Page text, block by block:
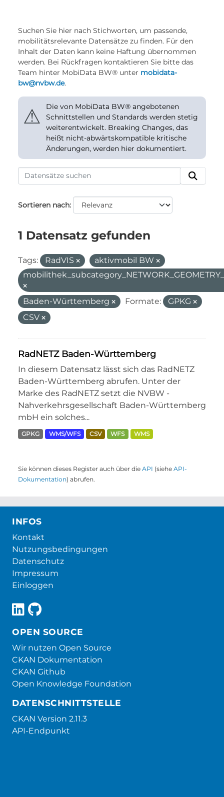
Suchen Sie hier nach Stichworten, um passende,
mobilitätsrelevante Datensätze zu finden. Für den
Inhalt der Daten kann keine Haftung übernommen
werden. Bei Rückfragen kontaktieren Sie bitte das
Team hinter MobiData BW® unter mobidata-
bw@nvbw.de.
⚠
Die von MobiData BW® angebotenen
Schnittstellen und Standards werden stetig
weiterentwickelt. Breaking Changes, das
heißt nicht-abwärtskompatible kritische
Änderungen, werden hier dokumentiert.
Sortieren nach
1 Datensatz gefunden
Tags: RadVIS
aktivmobil BW
Baden-Württemberg Formate:
GPKG
CSV
RadNETZ Baden-Württemberg
In diesem Datensatz lässt sich das RadNETZ
Baden-Württemberg abrufen. Unter der
Marke des RadNETZ setzt die NVBW -
Nahverkehrsgesellschaft Baden-Württemberg
mbH ein solches...
GPKG WMS/WFS CSV WFS WMS
Sie können dieses Register auch über die API (siehe API-
Dokumentation) abrufen.
INFOS
Kontakt
Nutzungsbedingungen
Datenschutz
Impressum
Einloggen
OPEN SOURCE
Wir nutzen Open Source
CKAN Dokumentation
CKAN Github
Open Knowledge Foundation
DATENSCHNITTSTELLE
CKAN Version 2.11.3
API-Endpunkt